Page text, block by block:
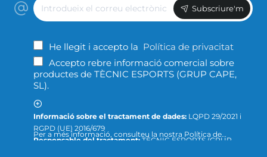
el
correu
Subscriure'm
He llegit i accepto la Política de privacitat
Accepto rebre informació comercial sobre
productes de TÈCNIC ESPORTS (GRUP CAPE,
SL).
Informació sobre el tractament de dades: LQPD 29/2021 i
RGPD (UE) 2016/679
Responsable del tractament:TÈCNIC ESPORTS (GRUP
Per a més informació, consulteu la nostra Política de